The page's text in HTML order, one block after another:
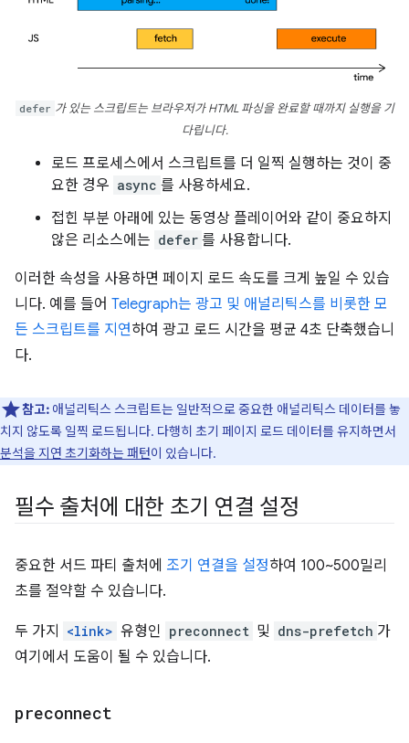
defer 가 있는 스크립트는 브라우저가 HTML 파싱을 완료할 때까지 실행을 기
다립니다.
로드 프로세스에서 스크립트를 더 일찍 실행하는 것이 중
요한 경우 async 를 사용하세요.
접힌 부분 아래에 있는 동영상 플레이어와 같이 중요하지
않은 리소스에는 defer 를 사용합니다.
이러한 속성을 사용하면 페이지 로드 속도를 크게 높일 수 있습
니다. 예를 들어 Telegraph는 광고 및 애널리틱스를 비롯한 모
든 스크립트를 지연하여 광고 로드 시간을 평균 4초 단축했습니
다.
참고: 애널리틱스 스크립트는 일반적으로 중요한 애널리틱스 데이터를 놓
치지 않도록 일찍 로드됩니다. 다행히 초기 페이지 로드 데이터를 유지하면서
분석을 지연 초기화하는 패턴이 있습니다.
필수 출처에 대한 초기 연결 설정
중요한 서드 파티 출처에 조기 연결을 설정하여 100~500밀리
초를 절약할 수 있습니다.
두 가지 <link> 유형인 preconnect 및 dns-prefetch 가
여기에서 도움이 될 수 있습니다.
preconnect